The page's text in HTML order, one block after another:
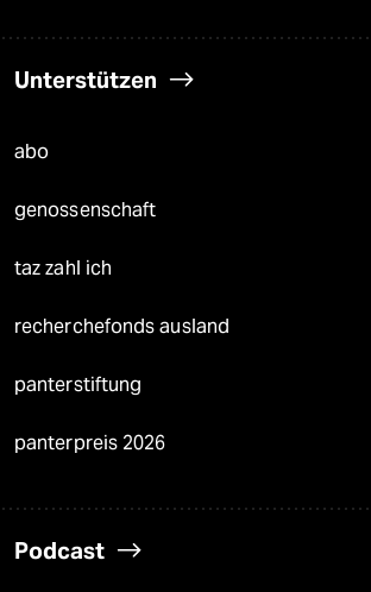
Unterstützen
abo
genossenschaft
taz zahl ich
recherchefonds ausland
panterstiftung
panterpreis 2026
Podcast